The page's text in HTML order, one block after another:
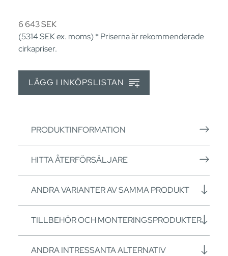
6 643SEK
(5314SEKex. moms) * Priserna är rekommenderade
cirkapriser.
LÄGG I INKÖPSLISTAN
PRODUKTINFORMATION
HITTA ÅTERFÖRSÄLJARE
ANDRA VARIANTER AV SAMMA PRODUKT
TILLBEHÖR OCH MONTERINGSPRODUKTER
ANDRA INTRESSANTA ALTERNATIV